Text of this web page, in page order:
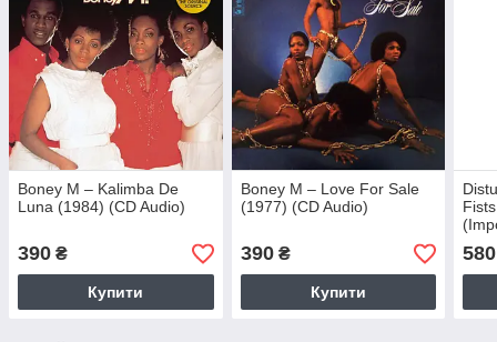
Boney M – Kalimba De
Luna (1984) (CD Audio)
390 ₴
Купити
Boney M – Love For Sale
(1977) (CD Audio)
390₴
Купити
580